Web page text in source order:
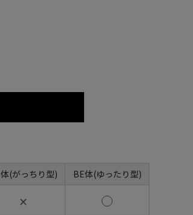
(がっちり型) BE体(ゆったり型)
✕